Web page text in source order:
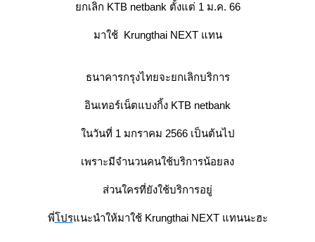
กเลิก KTB netbank ตั้งแต่ 1 ม.ค. 66
มาใช้ Krungthai NEXT แทน
ธนาคารกรุงไทยจะยกเลิกบริการ
อินเทอร์เน็ตแบงกิ้ง KTB netbank
นวันที่ 1 มกราคม 2566 เป็นต้นไป
เพราะมีจำนวนคนใช้บริการน้อยลง
ส่วนใครที่ยังใช้บริการอยู่
พี่ปรนะนำให้มาใช้ Krungthai NEXT แทนนะฮะ